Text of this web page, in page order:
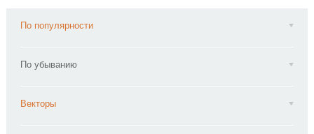
По популярности
По убыванию
Векторы